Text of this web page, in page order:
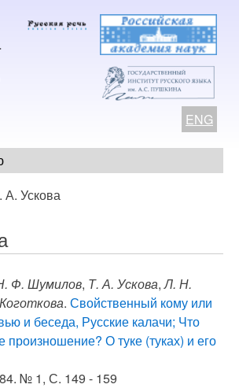
ENG
А. Ускова
Ф. Шумилов, Т. А. Ускова,Л. Н.
. Свойственный кому или
и беседа, Русские калачи; Что
произношение? О туке (туках) и его
№ 1, С. 149 - 159